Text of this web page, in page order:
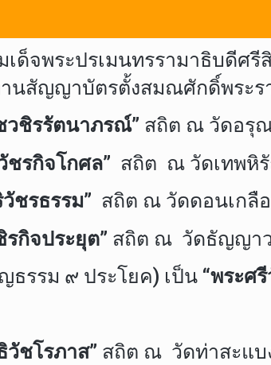
ด็จพระปรเมนทรรามาธิบดีศ
านสัญญาบัตรตั้งสมณศักดิ์พระ
วชิรรัตนาภรณ์” สถิต ณ วัดอรุณ
ชรกิจโกศล” สถิต ณ วัดเทพหิ
ชรธรรม” สถิต ณ วัดดอนเกลื
รกิจประยุต” สถิต ณ วัดธัญญาว
ธรรม ๙ ประโยค) เป็น “พระศ
วัชโรภาส” สถิต ณ วัดท่าสะแบ